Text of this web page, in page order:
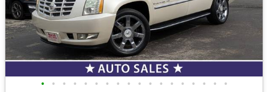
• • • • • • • • • • • • • • • • • •